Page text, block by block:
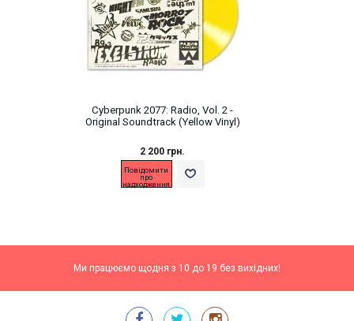
Cyberpunk 2077: Radio, Vol. 2 -
Original Soundtrack (Yellow Vinyl)
2 200 грн.
Повідомити
про
надходження
Ми працюємо щодня з 10 до 19 без вихідних!